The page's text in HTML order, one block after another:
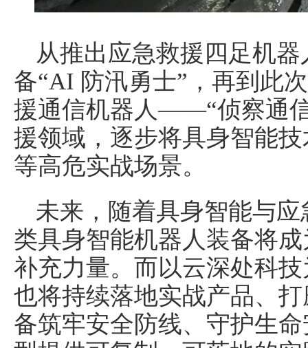
从推出应急救援四足机
备“AI 防汛勇士”，再到此
援通信机器人——“侦察通
援领域，逐步将具身智能
等高危实战场景。
未来，随着具身智能与
类具身智能机器人装备将
补充力量。而以云深处科
也将持续落地实战产品、
备筑牢安全防线、守护生